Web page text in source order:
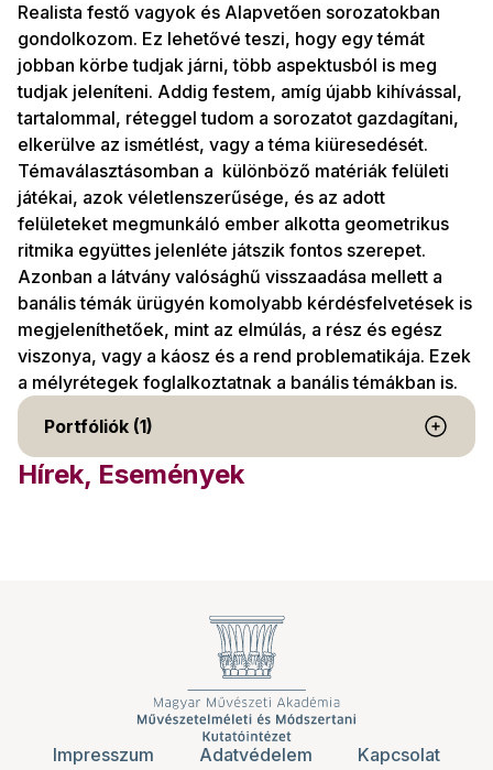
Realista festő vagyok és Alapvetően sorozatokban
gondolkozom. Ez lehetővé teszi, hogy egy témát
jobban körbe tudjak járni, több aspektusból is meg
tudjak jeleníteni. Addig festem, amíg újabb kihívással,
tartalommal, réteggel tudom a sorozatot gazdagítani,
elkerülve az ismétlést, vagy a téma kiüresedését.
Témaválasztásomban a különböző matériák felületi
játékai, azok véletlenszerűsége, és az adott
felületeket megmunkáló ember alkotta geometrikus
ritmika együttes jelenléte játszik fontos szerepet.
Azonban a látvány valósághű visszaadása mellett a
banális témák ürügyén komolyabb kérdésfelvetések is
megjeleníthetőek, mint az elmúlás, a rész és egész
viszonya, vagy a káosz és a rend problematikája. Ezek
a mélyrétegek foglalkoztatnak a banális témákban is.
Portfóliók (1)
Hírek, Események
Impresszum Adatvédelem Kapcsolat